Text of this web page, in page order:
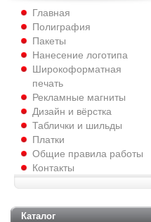
Главная
Полиграфия
Пакеты
Нанесение логотипа
Широкоформатная
печать
Рекламные магниты
Дизайн и вёрстка
Таблички и шильды
Платки
Общие правила работы
Контакты
Каталог